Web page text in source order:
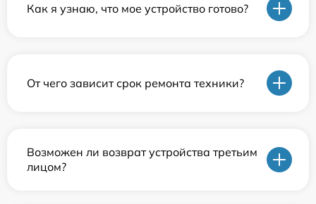
Как я узнаю, что мое устройство готово?
От чего зависит срок ремонта техники?
Возможен ли возврат устройства третьим
лицом?